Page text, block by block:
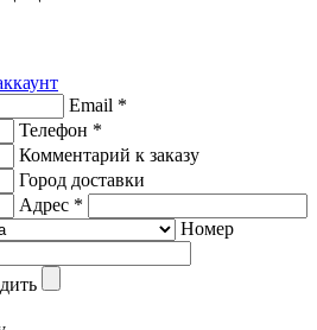
Email *
Телефон *
Комментарий к заказу
Город доставки
Адрес *
Номер